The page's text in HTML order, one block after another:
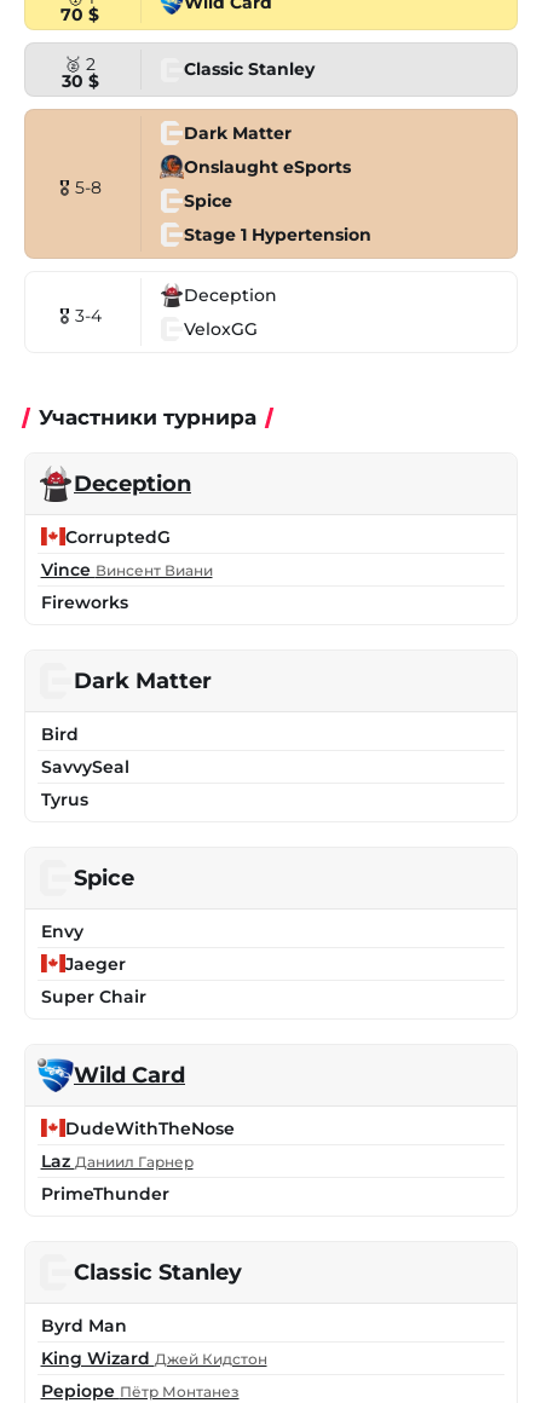
70 $
🥈 2
30 $
Classic Stanley
🎖 5-8
Dark Matter
Onslaught eSports
Spice
Stage 1 Hypertension
🎖 3-4
Deception
VeloxGG
Участники турнира
Deception
CorruptedG
Vince Винсент Виани
Fireworks
Dark Matter
Bird
SavvySeal
Tyrus
Spice
Envy
Jaeger
Super Chair
Wild Card
DudeWithTheNose
Laz Даниил Гарнер
PrimeThunder
Classic Stanley
Byrd Man
King Wizard Джей Кидстон
Pepiope Пётр Монтанез